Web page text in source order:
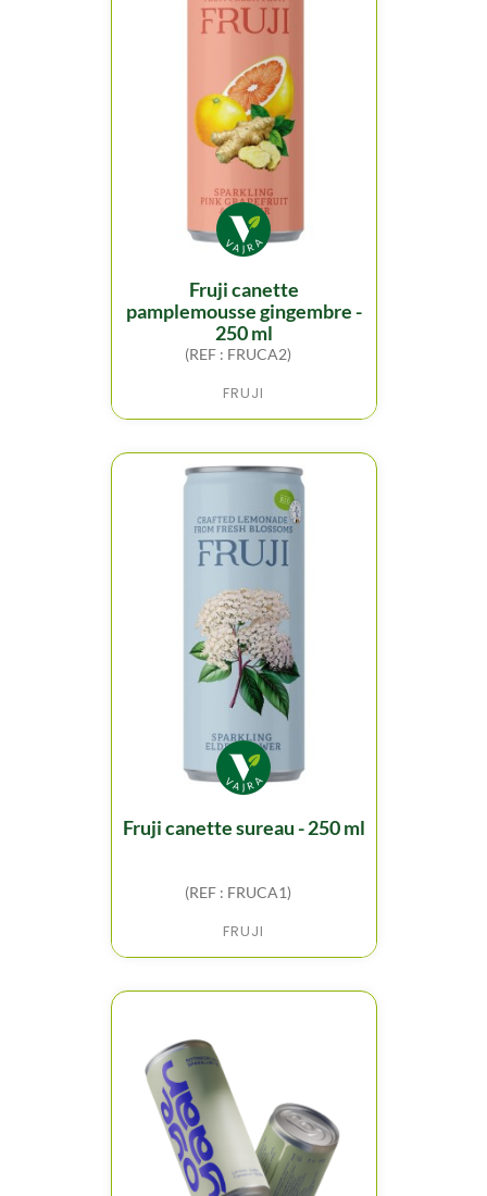
fruji canette
pamplemousse gingembre -
250 ml
(REF : FRUCA2)
FRUJI
fruji canette sureau - 250 ml
(REF : FRUCA1)
FRUJI